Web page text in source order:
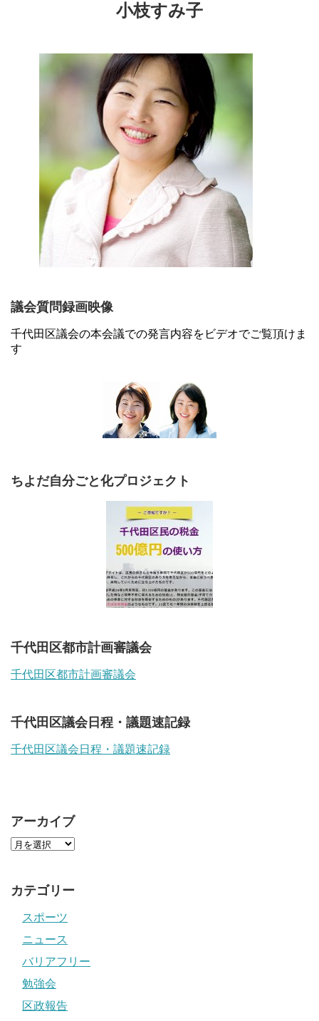
小枝すみ子
議会質問録画映像
千代田区議会の本会議での発言内容をビデオでご覧頂けま
す
ちよだ自分ごと化プロジェクト
千代田区都市計画審議会
千代田区都市計画審議会
千代田区議会日程・議題速記録
千代田区議会日程・議題速記録
アーカイブ
カテゴリー
スポーツ
ニュース
バリアフリー
勉強会
区政報告